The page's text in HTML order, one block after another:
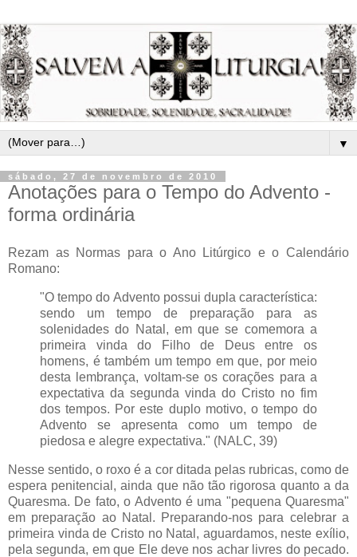
▼
sábado, 27 de novembro de 2010
Anotações para o Tempo do Advento -
forma ordinária
Rezam as Normas para o Ano Litúrgico e o Calendário
Romano:
"O tempo do Advento possui dupla característica:
sendo um tempo de preparação para as
solenidades do Natal, em que se comemora a
primeira vinda do Filho de Deus entre os
homens, é também um tempo em que, por meio
desta lembrança, voltam-se os corações para a
expectativa da segunda vinda do Cristo no fim
dos tempos. Por este duplo motivo, o tempo do
Advento se apresenta como um tempo de
piedosa e alegre expectativa." (NALC, 39)
Nesse sentido, o roxo é a cor ditada pelas rubricas, como de
espera penitencial, ainda que não tão rigorosa quanto a da
Quaresma. De fato, o Advento é uma "pequena Quaresma"
em preparação ao Natal. Preparando-nos para celebrar a
primeira vinda de Cristo no Natal, aguardamos, neste exílio,
pela segunda, em que Ele deve nos achar livres do pecado.